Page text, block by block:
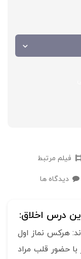
فیلم مرتبط
دیدگاه ها
درس اخلاق:
هرکس نماز اول
با حضور قلب مراد